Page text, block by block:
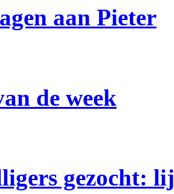
aan Pieter
de week
gezocht: